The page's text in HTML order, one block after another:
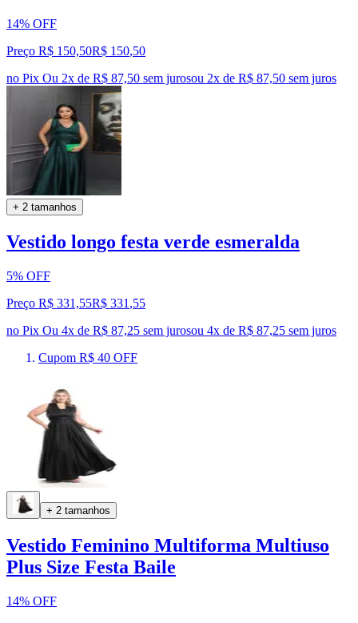
14% OFF
Preço R$ 150,50R$ 150,50
no Pix Ou 2x de R$ 87,50 sem jurosou 2x de R$ 87,50 sem juros
+ 2 tamanhos
Vestido longo festa verde esmeralda
5% OFF
Preço R$ 331,55R$ 331 ,55
no Pix Ou 4x de R$ 87,25 sem jurosou 4x de R$ 87,25 sem juros
Cupom R$ 40 OFF
+ 2 tamanhos
Vestido Feminino Multiforma Multiuso
Plus Size Festa Baile
14% OFF